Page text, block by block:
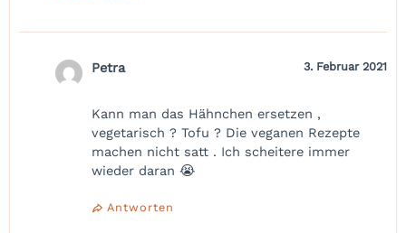
Petra 3. Februar 2021
Kann man das Hähnchen ersetzen ,
vegetarisch ? Tofu ? Die veganen Rezepte
machen nicht satt . Ich scheitere immer
wieder daran 😭
Antworten